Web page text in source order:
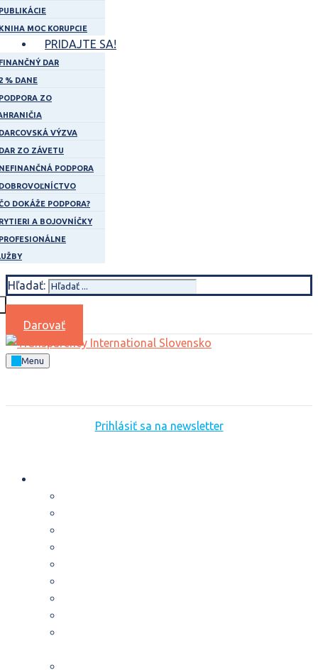
MOC KORUPCIE
PRIDAJTE SA!
DAR
% DANE
ZO
VÝZVA
ZO ZÁVETU
PODPORA
DOKÁŽE PODPORA?
A BOJOVNÍČKY
Hľadať:
Darovať
Menu
Prihlásiť sa na newsletter